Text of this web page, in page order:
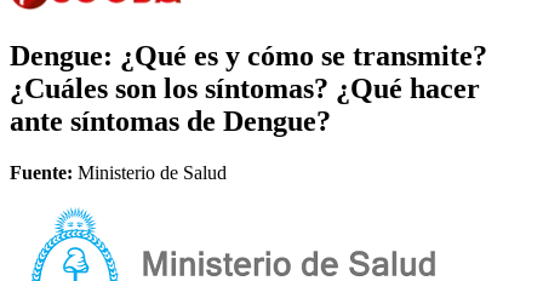
Dengue: ¿Qué es y cómo se transmite?
¿Cuáles son los síntomas? ¿Qué hacer
ante síntomas de Dengue?
Fuente: Ministerio de Salud